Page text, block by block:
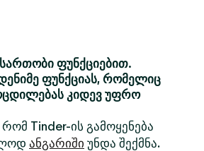
ფუნქციებით.
ფუნქციას, რომელიც
კიდევ უფრო
Tinder-ის გამოყენება
ანგარიში უნდა შექმნა.